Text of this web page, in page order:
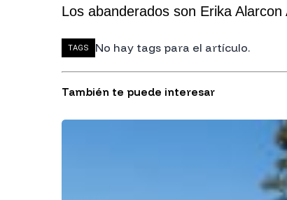
Los abanderados son Erika
TAGS No hay tags para el artículo.
También te puede interesar